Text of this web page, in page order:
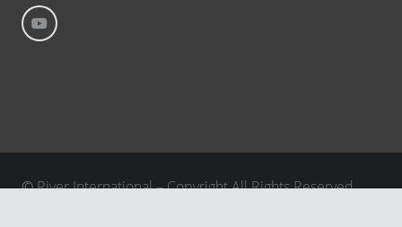
©River International – Copyright All Rights Reserved